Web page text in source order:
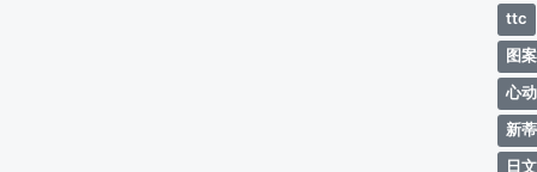
ttc
图
心
新
日文